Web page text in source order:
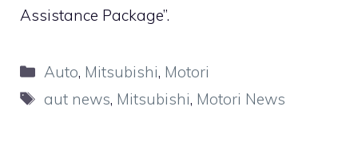
Assistance Package”.
Categorie
Auto, Mitsubishi, Motori
Tag
aut news, Mitsubishi, Motori News